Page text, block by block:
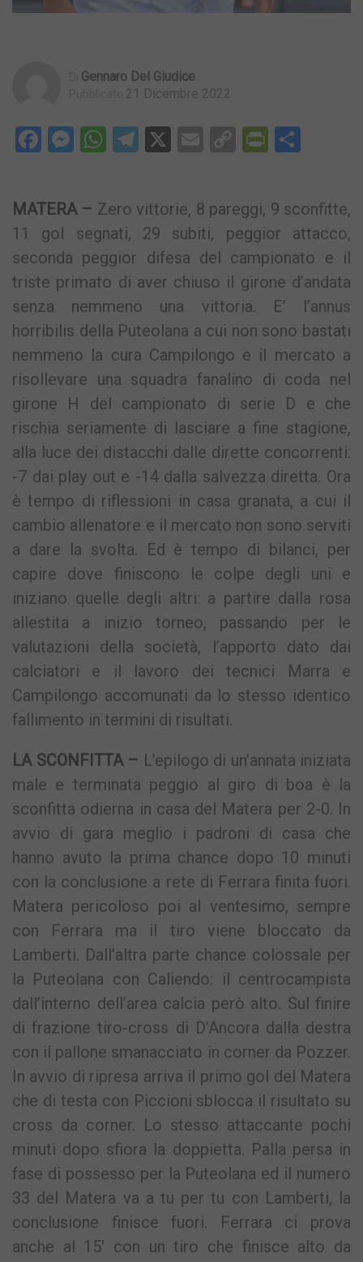
Gennaro Del Giudice
21 Dicembre 2022
Facebook
Messenger
WhatsApp
Telegram
X EmailCopy
MATERA – Zero vittorie, 8 pareggi, 9 sconfitte,
11 gol segnati, 29 subiti, peggior attacco,
seconda peggior difesa del campionato e il
triste primato di aver chiuso il girone d’andata
senza nemmeno una vittoria. E’ l’annus
horribilis della Puteolana a cui non sono bastati
nemmeno la cura Campilongo e il mercato a
risollevare una squadra fanalino di coda nel
girone H del campionato di serie D e che
rischia seriamente di lasciare a fine stagione,
alla luce dei distacchi dalle dirette concorrenti:
-7 dai play out e -14 dalla salvezza diretta. Ora
è tempo di riflessioni in casa granata, a cui il
cambio allenatore e il mercato non sono serviti
a dare la svolta. Ed è tempo di bilanci, per
capire dove finiscono le colpe degli uni e
iniziano quelle degli altri: a partire dalla rosa
allestita a inizio torneo, passando per le
valutazioni della società, l’apporto dato dai
calciatori e il lavoro dei tecnici Marra e
Campilongo accomunati da lo stesso identico
fallimento in termini di risultati.
LA SCONFITTA – L’epilogo di un’annata iniziata
male e terminata peggio al giro di boa è la
sconfitta odierna in casa del Matera per 2-0. In
avvio di gara meglio i padroni di casa che
hanno avuto la prima chance dopo 10 minuti
con la conclusione a rete di Ferrara finita fuori.
Matera pericoloso poi al ventesimo, sempre
con Ferrara ma il tiro viene bloccato da
Lamberti. Dall’altra parte chance colossale per
la Puteolana con Caliendo: il centrocampista
dall’interno dell’area calcia però alto. Sul finire
di frazione tiro-cross di D’Ancora dalla destra
con il pallone smanacciato in corner da Pozzer.
In avvio di ripresa arriva il primo gol del Matera
che di testa con Piccioni sblocca il risultato su
cross da corner. Lo stesso attaccante pochi
minuti dopo sfiora la doppietta. Palla persa in
fase di possesso per la Puteolana ed il numero
33 del Matera va a tu per tu con Lamberti, la
conclusione finisce fuori. Ferrara ci prova
anche al 15′ con un tiro che finisce alto da